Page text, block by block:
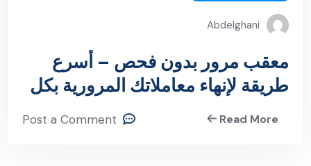
Abdelghani
معقب مرور بدون فحص – أسرع
طريقة لإنهاء معاملاتك المرورية بكل
سهولة
Read More
Post a Comment